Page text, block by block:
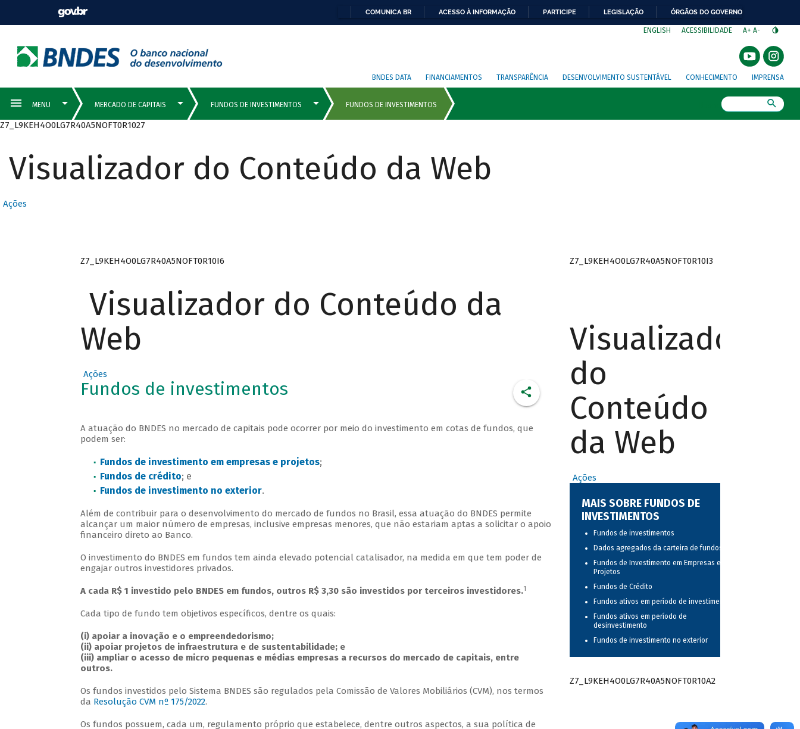
COMUNICA BR ACESSO À INFORMAÇÃO PARTICIPE LEGISLAÇÃO ÓRGÃOS DO GOVERNO
ENGLISH ACESSIBILIDADE A+ A-
BNDES DATA FINANCIAMENTOS TRANSPARÊNCIA DESENVOLVIMENTO SUSTENTÁVEL CONHECIMENTO IMPRENSA
Z7_L9KEH4O0LG7R40A5NOFT0R1027
Visualizador do Conteúdo da Web
Ações
Z7_L9KEH4O0LG7R40A5NOFT0R10I6
Visualizador do Conteúdo da
Web
Ações
Fundos de investimentos
A atuação do BNDES no mercado de capitais pode ocorrer por meio do investimento em cotas de fundos, que
podem ser:
Fundos de investimento em empresas e projetos;
Fundos de crédito; e
Fundos de investimento no exterior.
Além de contribuir para o desenvolvimento do mercado de fundos no Brasil, essa atuação do BNDES permite
alcançar um maior número de empresas, inclusive empresas menores, que não estariam aptas a solicitar o apoio
financeiro direto ao Banco.
O investimento do BNDES em fundos tem ainda elevado potencial catalisador, na medida em que tem poder de
engajar outros investidores privados.
A cada R$ 1 investido pelo BNDES em fundos, outros R$ 3,30 são investidos por terceiros investidores.1
Cada tipo de fundo tem objetivos específicos, dentre os quais:
(i) apoiar a inovação e o empreendedorismo;
(ii) apoiar projetos de infraestrutura e de sustentabilidade; e
(iii) ampliar o acesso de micro pequenas e médias empresas a recursos do mercado de capitais, entre
outros.
Os fundos investidos pelo Sistema BNDES são regulados pela Comissão de Valores Mobiliários (CVM), nos termos
da Resolução CVM nº 175/2022.
Os fundos possuem, cada um, regulamento próprio que estabelece, dentre outros aspectos, a sua política de
Z7_L9KEH4O0LG7R40A5NOFT0R10I3
Visualizador
do
Conteúdo
da Web
Ações
MAIS SOBRE FUNDOS DE
INVESTIMENTOS
Fundos de investimentos
Dados agregados da carteira de fundos
Fundos de Investimento em Empresas e
Projetos
Fundos de Crédito
Fundos ativos em período de investimento
Fundos ativos em período de
desinvestimento
Fundos de investimento no exterior
Z7_L9KEH4O0LG7R40A5NOFT0R10A2